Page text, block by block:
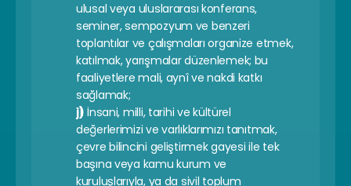
ulusal veya uluslararası konferans,
seminer, sempozyum ve benzeri
toplantılar ve çalışmaları organize etmek,
katılmak, yarışmalar düzenlemek; bu
faaliyetlere mali, aynî ve nakdi katkı
sağlamak;
j) İnsani, milli, tarihi ve kültürel
değerlerimizi ve varlıklarımızı tanıtmak,
çevre bilincini geliştirmek gayesi ile tek
başına veya kamu kurum ve
kuruluşlarıyla, ya da sivil toplum